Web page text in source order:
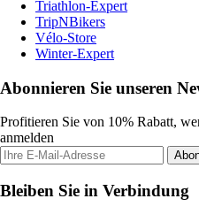
Triathlon-Expert
TripNBikers
Vélo-Store
Winter-Expert
Abonnieren Sie unseren
Profitieren Sie von 10% Rabatt,
anmelden
Bleiben Sie in Verbindung